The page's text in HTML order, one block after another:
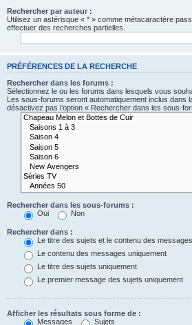
Rechercher par auteur :
Utilisez un astérisque « * » comme métacaractère
effectuer des recherches partielles.
PRÉFÉRENCES DE LA RECHERCHE
Rechercher dans les forums :
Sélectionnez le ou les forums dans lesquels vous
Les sous-forums seront automatiquement inclus dans
désactivez pas l’option « Rechercher dans les sous-
Rechercher dans les sous-forums :
Oui
Non
Rechercher dans :
Le titre des sujets et le contenu des messages
Le contenu des messages uniquement
Le titre des sujets uniquement
Le premier message des sujets uniquement
Afficher les résultats sous forme de :
Messages
Sujets